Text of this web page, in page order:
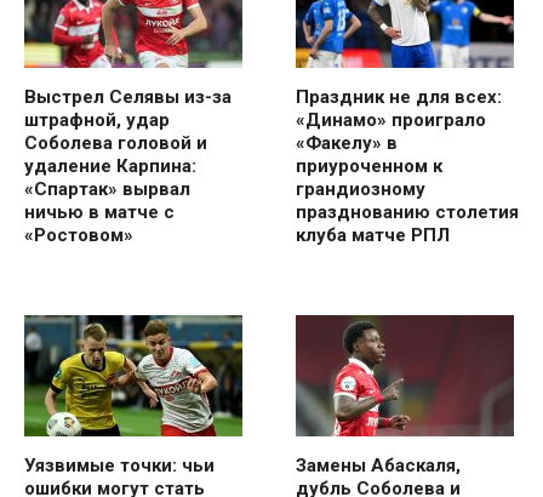
Выстрел Селявы из-за
штрафной, удар
Соболева головой и
удаление Карпина:
«Спартак» вырвал
ничью в матче с
«Ростовом»
Праздник не для всех:
«Динамо» проиграло
«Факелу» в
приуроченном к
грандиозному
празднованию столетия
клуба матче РПЛ
Уязвимые точки: чьи
ошибки могут стать
Замены Абаскаля,
дубль Соболева и